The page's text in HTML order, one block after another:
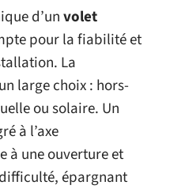
d’unvolet
pour la fiabilité et
La
large choix : hors-
ou solaire. Un
à l’axe
à une ouverture et
épargnant